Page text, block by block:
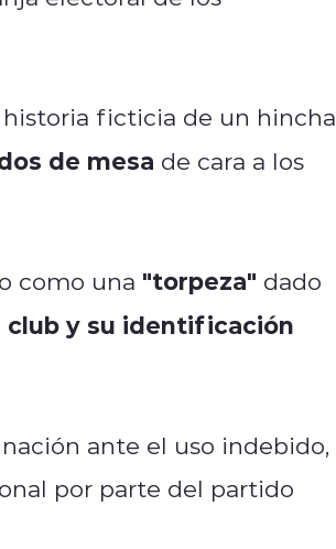
ficticia de un hincha
de mesa de cara a los
como una "torpeza" dado
y su identificación
ante el uso indebido,
por parte del partido